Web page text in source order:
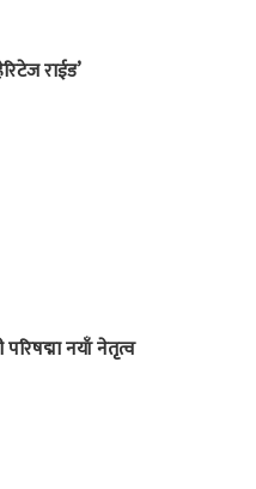
राईड’
नयाँ नेतृत्व